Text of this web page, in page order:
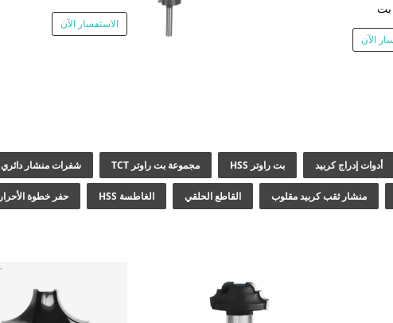
الآن
الاستفسار الآن
شفرات منشار دائري TCT مجموعة بت راوتر TCT بت راوتر HSS أدوات إدراج كربيد
حفر خطوة الأحرار الغاطسة HSS القاطع الحلقي منشار ثقب كربيد مقلوب